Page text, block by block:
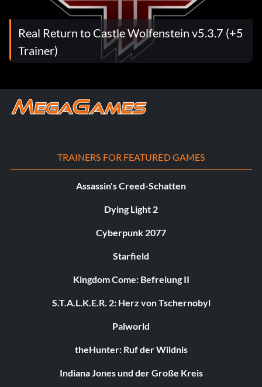
Real Return to Castle Wolfenstein v5.3.7 (+5
Trainer)
TRAINERS FOR FEATURED GAMES
Assassin's Creed-Schatten
Dying Light 2
Cyberpunk 2077
Starfield
Kingdom Come: Befreiung II
S.T.A.L.K.E.R. 2: Herz von Tschernobyl
Palworld
theHunter: Ruf der Wildnis
Indiana Jones und der Große Kreis